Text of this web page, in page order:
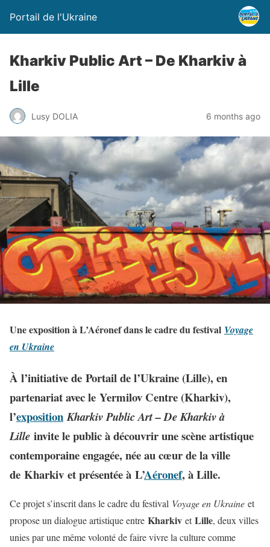
Portail de l'Ukraine
Kharkiv Public Art – De Kharkiv à
Lille
Lusy DOLIA 6 months ago
Une exposition à L’Aéronef dans le cadre du festival Voyage
en Ukraine
À l’initiative de Portail de l’Ukraine (Lille), en
partenariat avec le Yermilov Centre (Kharkiv),
l’exposition Kharkiv Public Art – De Kharkiv à
Lille invite le public à découvrir une scène artistique
contemporaine engagée, née au cœur de la ville
de Kharkiv et présentée à L’Aéronef, à Lille.
Ce projet s’inscrit dans le cadre du festival Voyage en Ukraine et
propose un dialogue artistique entre Kharkiv etLille, deux villes
unies par une même volonté de faire vivre la culture comme